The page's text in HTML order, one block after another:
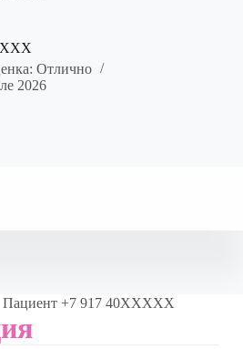
Отлично
2026
Пациент +7 917 40XXXXX